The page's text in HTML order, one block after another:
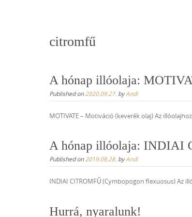
citromfű
A hónap illóolaja:
Published on2020.09.27. byAndi
MOTIVATE – Motiváció (keverék olaj) Az
A hónap illóolaja: INDIAI
Published on2019.08.28. byAndi
INDIAI CITROMFŰ (Cymbopogon flexuosus) Az
Hurrá, nyaralunk!